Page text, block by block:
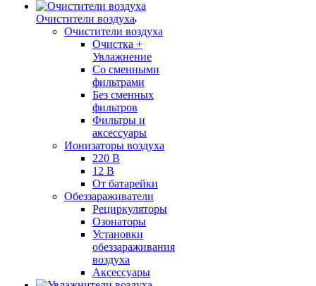
Очистители воздуха
Очистители воздуха
Очистка +
Увлажнение
Cо сменными
фильтрами
Без сменных
фильтров
Фильтры и
аксессуары
Ионизаторы воздуха
220 В
12 В
От батарейки
Обеззараживатели
Рециркуляторы
Озонаторы
Установки
обеззараживания
воздуха
Аксессуары